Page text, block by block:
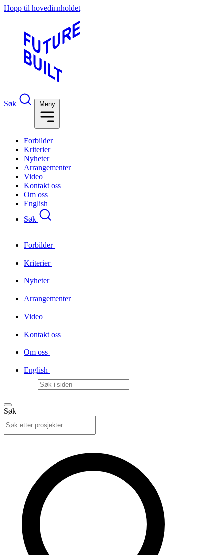
Hopp til hovedinnholdet
Søk Meny
Forbilder
Kriterier
Nyheter
Arrangementer
Video
Kontakt oss
Om oss
English
Søk
Forbilder
Kriterier
Nyheter
Arrangementer
Video
Kontakt oss
Om oss
English
Søk